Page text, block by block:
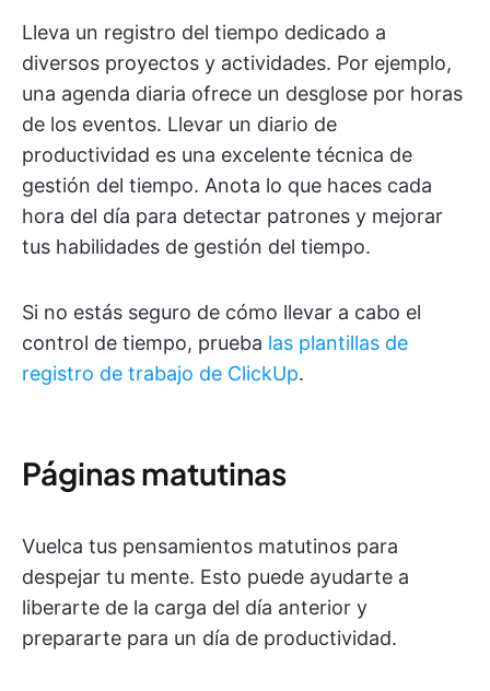
Lleva un registro del tiempo dedicado a
diversos proyectos y actividades. Por ejemplo,
una agenda diaria ofrece un desglose por horas
de los eventos. Llevar un diario de
productividad es una excelente técnica de
gestión del tiempo. Anota lo que haces cada
hora del día para detectar patrones y mejorar
tus habilidades de gestión del tiempo.
Si no estás seguro de cómo llevar a cabo el
control de tiempo, prueba las plantillas de
registro de trabajo de ClickUp.
Páginas matutinas
Vuelca tus pensamientos matutinos para
despejar tu mente. Esto puede ayudarte a
liberarte de la carga del día anterior y
prepararte para un día de productividad.